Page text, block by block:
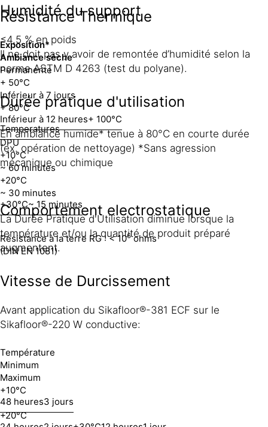
Résistance Thermique
Exposition*
Ambiance sèche
Permanente
+ 50°C
Inférieur à 7 jours
+ 80°C
Inférieur à 12 heures+ 100°C
En ambiance humide* tenue à 80°C en courte durée
(ex. opération de nettoyage) *Sans agression
mécanique ou chimique
Comportement electrostatique
Résistance à la terre RG : < 106ohms
(DIN EN 1081)
Humidité du support
≤4,5 % en poids
Il ne doit pas y avoir de remontée d’humidité selon la
norme ASTM D 4263 (test du polyane).
Durée pratique d'utilisation
Temperatures
DPU
+10°C
~ 60 minutes
+20°C
~ 30 minutes
+30°C~ 15 minutes
La Durée Pratique d'Utilisation diminue lorsque la
température et/ou la quantité de produit préparé
augmentent.
Vitesse de Durcissement
Avant application du Sikafloor®-381 ECF sur le
Sikafloor®-220 W conductive:
Température
Minimum
Maximum
+10°C
48 heures3 jours
+20°C